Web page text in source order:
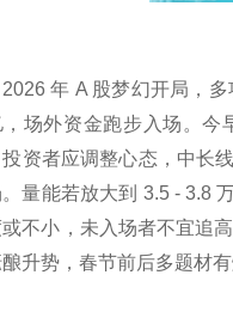
2026 年 A 股梦幻开局，
场外资金跑步入场。今
资者应调整心态，中长
量能若放大到 3.5 - 3.8
不小，未入场者不宜追
升势，春节前后多题材有